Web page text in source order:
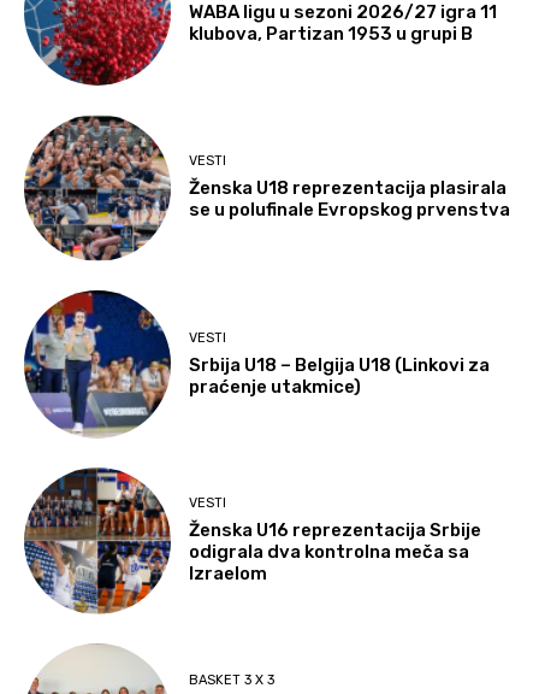
WABA ligu u sezoni 2026/27 igra 11
klubova, Partizan 1953 u grupi B
VESTI
Ženska U18 reprezentacija plasirala
se u polufinale Evropskog prvenstva
VESTI
Srbija U18 – Belgija U18 (Linkovi za
praćenje utakmice)
VESTI
Ženska U16 reprezentacija Srbije
odigrala dva kontrolna meča sa
Izraelom
BASKET 3 X 3